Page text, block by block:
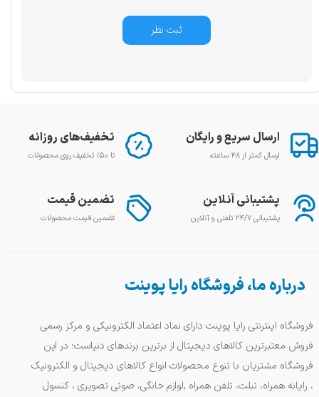
ثبت نظر
درباره ما، فروشگاه رایا پوینت
فروشگاه اینترنتی رایا پوینت دارای نماد اعتماد الکترونیکی و مرکز رسمی
فروش معتبرترین کالاهای دیجیتال از برترین برندهای دنیاست؛ در این
فروشگاه مشتریان با تنوع محصولات انواع کالاهای دیجیتال و الکترونیک
، رایانه همراه، تبلت، تلفن همراه ,لوازم خانگی، صوتی تصویری ، کنسول
ارسال سریع و رایگان
ارسال کمتر از ۴۸ ساعته
تخفیف‌های روزانه
تا ۵۰٪ تخفیف روی محصولات
پشتیبانی آنلاین
پشتیبانی ۲۴/۷ تلفنی و آنلاین
تضمین قیمت
تضمین قیمت محصولات